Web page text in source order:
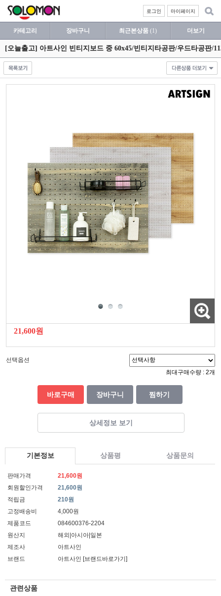
마이페이지
로그인
카테고리 장바구니 최근본상품 (1) 더보기
[오늘출고] 아트사인 빈티지보드 중 60x45/빈티지타공판/우드타공판/
21,600원
선택옵션
최대구매수량 : 2개
바로구매 장바구니 찜하기
상세정보 보기
기본정보 상품평 상품문의
판매가격
21,600원
회원할인가격
21,600원
적립금
210원
고정배송비
4,000원
제품코드
084600376-2204
원산지
해외|아시아|일본
제조사
아트사인
브랜드
아트사인 [브랜드바로가기]
관련상품